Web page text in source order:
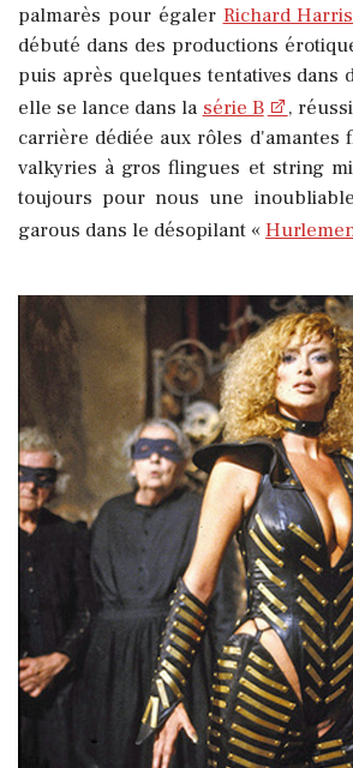
palmarès pour égaler Richard
débuté dans des productions
puis après quelques tentatives dans
elle se lance dans la série B
,
carrière dédiée aux rôles d'amantes
valkyries à gros flingues et string
toujours pour nous une
garous dans le désopilant «